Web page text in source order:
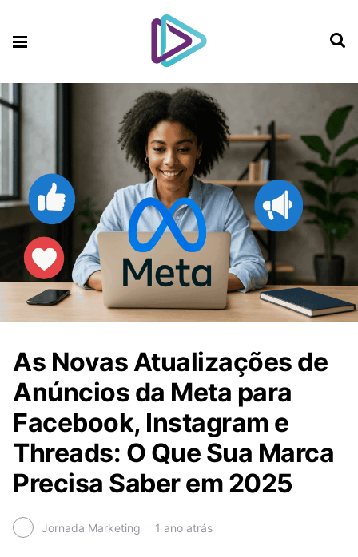
As Novas Atualizações de
Anúncios da Meta para
Facebook, Instagram e
Threads: O Que Sua Marca
Precisa Saber em 2025
Jornada Marketing 1 ano atrás